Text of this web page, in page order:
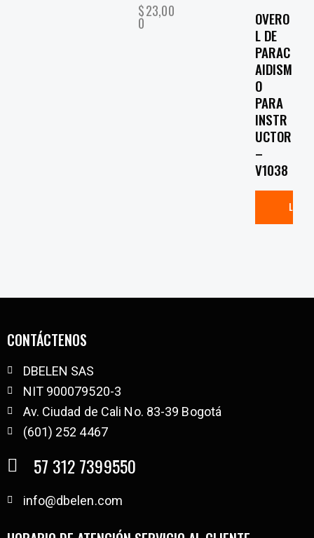
$23,00
0
OVERO
L DE
PARAC
AIDISM
O
PARA
INSTR
UCTOR
–
V1038
LEER
CONTÁCTENOS
DBELEN SAS
NIT 900079520-3
Av. Ciudad de Cali No. 83-39 Bogotá
(601) 252 4467
57 312 7399550
info@dbelen.com